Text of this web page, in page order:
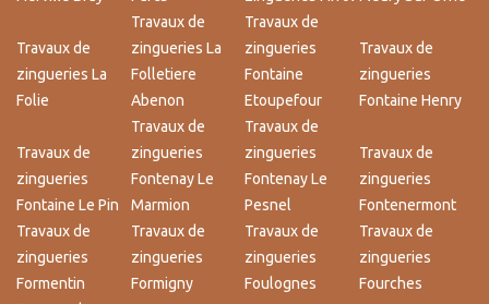
Travaux de
zingueries La
Folie
Travaux de
zingueries La
Folletiere
Abenon
Travaux de
zingueries
Fontaine
Etoupefour
Travaux de
zingueries
Fontaine Henry
Travaux de
zingueries
Fontaine Le Pin
Travaux de
zingueries
Fontenay Le
Marmion
Travaux de
zingueries
Fontenay Le
Pesnel
Travaux de
zingueries
Fontenermont
Travaux de
zingueries
Formentin
Travaux de
zingueries
Formigny
Travaux de
zingueries
Foulognes
Travaux de
zingueries
Fourches